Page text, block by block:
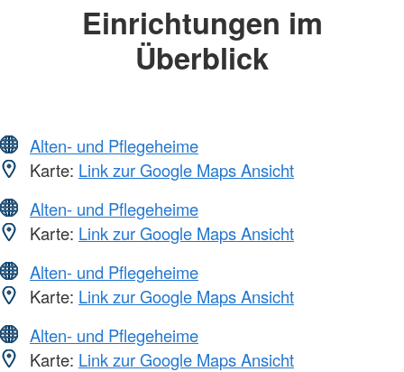
Einrichtungen im
Überblick
Alten- und Pflegeheime
Karte: Link zur Google Maps Ansicht
Alten- und Pflegeheime
Karte: Link zur Google Maps Ansicht
Alten- und Pflegeheime
Karte: Link zur Google Maps Ansicht
Alten- und Pflegeheime
Karte: Link zur Google Maps Ansicht